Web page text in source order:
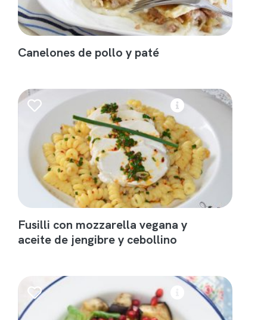
Canelones de pollo y paté
Fusilli con mozzarella vegana y
aceite de jengibre y cebollino